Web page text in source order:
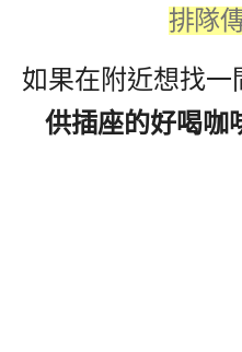
排隊
如果在附近想找一
供插座的好喝咖